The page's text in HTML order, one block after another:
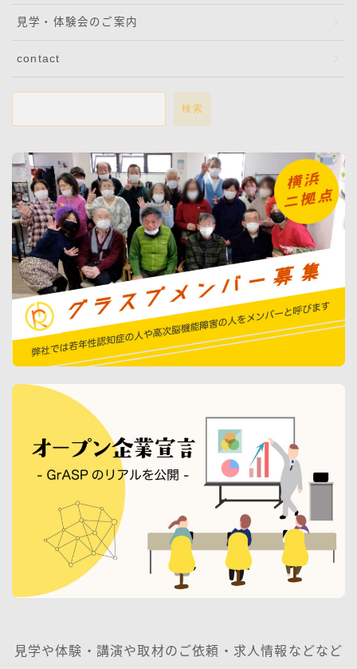
見学・体験会のご案内
contact
検索
見学や体験・講演や取材のご依頼・求人情報などなど